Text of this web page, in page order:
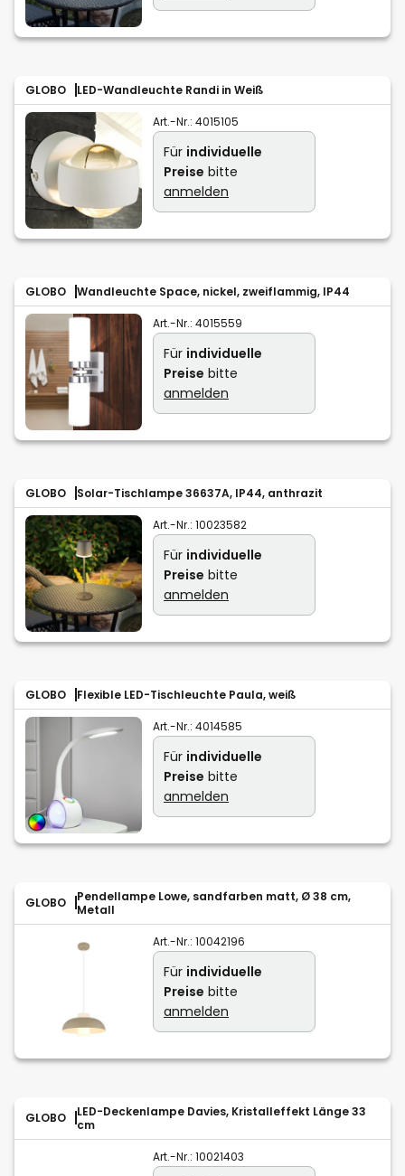
GLOBO LED-Wandleuchte Randi in Weiß
Art.-Nr.: 4015105
Für individuelle
Preise bitte
anmelden
GLOBO Wandleuchte Space, nickel, zweiflammig, IP44
Art.-Nr.: 4015559
Für individuelle
Preise bitte
anmelden
GLOBO Solar-Tischlampe 36637A, IP44, anthrazit
Art.-Nr.: 10023582
Für individuelle
Preise bitte
anmelden
GLOBO Flexible LED-Tischleuchte Paula, weiß
Art.-Nr.: 4014585
Für individuelle
Preise bitte
anmelden
GLOBO
Pendellampe Lowe, sandfarben matt, Ø 38 cm,
Metall
Art.-Nr.: 10042196
Für individuelle
Preise bitte
anmelden
GLOBO
LED-Deckenlampe Davies, Kristalleffekt Länge 33
cm
Art.-Nr.: 10021403